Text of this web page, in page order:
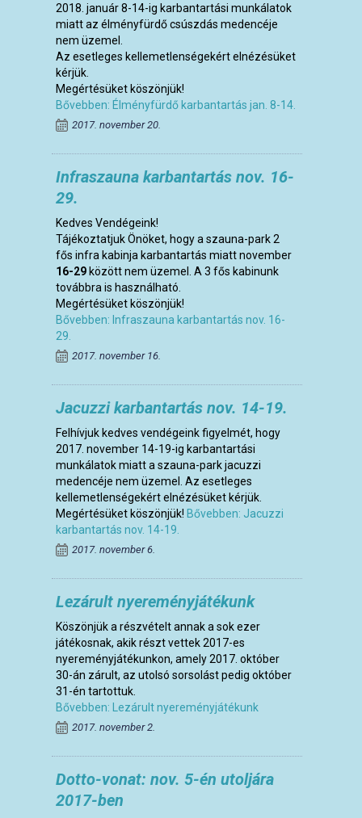
2018. január 8-14-ig karbantartási munkálatok
miatt az élményfürdő csúszdás medencéje
nem üzemel.
Az esetleges kellemetlenségekért elnézésüket
kérjük.
Megértésüket köszönjük!
Bővebben: Élményfürdő karbantartás jan. 8-14.
2017. november 20.
Infraszauna karbantartás nov. 16-
29.
Kedves Vendégeink!
Tájékoztatjuk Önöket, hogy a szauna-park 2
fős infra kabinja karbantartás miatt november
16-29 között nem üzemel. A 3 fős kabinunk
továbbra is használható.
Megértésüket köszönjük!
Bővebben: Infraszauna karbantartás nov. 16-
29.
2017. november 16.
Jacuzzi karbantartás nov. 14-19.
Felhívjuk kedves vendégeink figyelmét, hogy
2017. november 14-19-ig karbantartási
munkálatok miatt a szauna-park jacuzzi
medencéje nem üzemel. Az esetleges
kellemetlenségekért elnézésüket kérjük.
Megértésüket köszönjük! Bővebben: Jacuzzi
karbantartás nov. 14-19.
2017. november 6.
Lezárult nyereményjátékunk
Köszönjük a részvételt annak a sok ezer
játékosnak, akik részt vettek 2017-es
nyereményjátékunkon, amely 2017. október
30-án zárult, az utolsó sorsolást pedig október
31-én tartottuk.
Bővebben: Lezárult nyereményjátékunk
2017. november 2.
Dotto-vonat: nov. 5-én utoljára
2017-ben